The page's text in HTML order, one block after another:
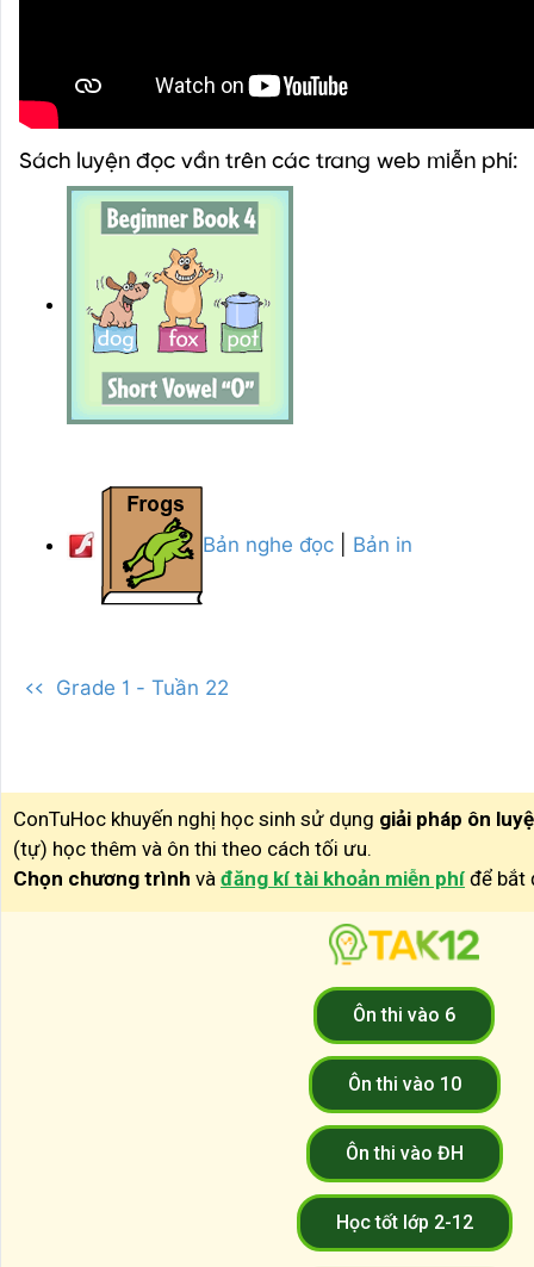
Sách luyện đọc vần trên các trang web miễn phí:
Bản nghe đọc Bản in
<< Grade 1 - Tuần 22
ConTuHoc khuyến nghị học sinh sử dụng giải pháp ôn
(tự) học thêm và ôn thi theo cách tối ưu.
Chọn chương trình và đăng kí tài khoản miễn phí để bắt
Ôn thi vào 6
Ôn thi vào 10
Ôn thi vào ĐH
Học tốt lớp 2-12